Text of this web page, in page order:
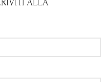
ALLA